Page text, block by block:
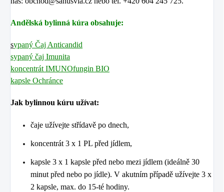
Andělská bylinná kúra obsahuje:
sypaný Čaj Anticandid
sypaný čaj Imunita
koncentrát IMUNOfungin BIO
kapsle Ochránce
Jak bylinnou kúru užívat:
čaje užívejte střídavě po dnech,
koncentrát 3 x 1 PL před jídlem,
kapsle 3 x 1 kapsle před nebo mezi jídlem (ideálně 30
minut před nebo po jídle). V akutním případě užívejte 3 x
2 kapsle, max. do 15-té hodiny.